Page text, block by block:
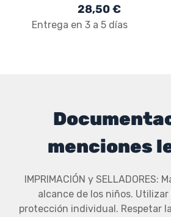
28,50 €
Entrega en 3 a 5 días
menciones
IMPRIMACIÓN y SELLADORES:
alcance de los niños. Utilizar
protección individual. Respetar